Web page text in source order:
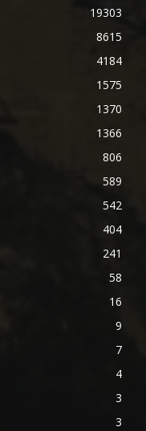
19303
8615
4184
1575
1370
1366
806
589
542
404
241
58
16
9
7
4
3
3